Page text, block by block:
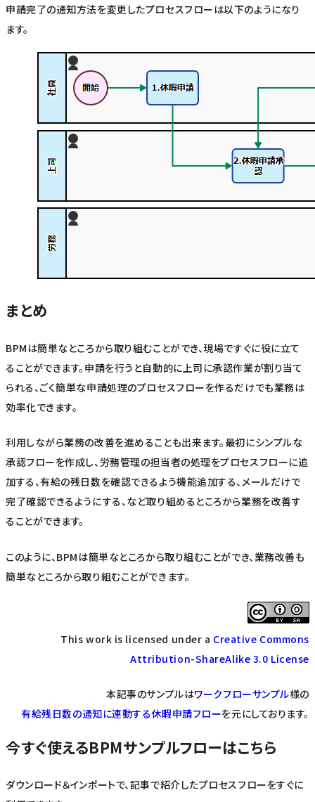
申請完了の通知方法を変更したプロセスフローは以下のようになり
ます。
まとめ
BPMは簡単なところから取り組むことができ、現場ですぐに役に立て
ることができます。申請を行うと自動的に上司に承認作業が割り当て
られる、ごく簡単な申請処理のプロセスフローを作るだけでも業務は
効率化できます。
利用しながら業務の改善を進めることも出来ます。最初にシンプルな
承認フローを作成し、労務管理の担当者の処理をプロセスフローに追
加する、有給の残日数を確認できるよう機能追加する、メールだけで
完了確認できるようにする、など取り組めるところから業務を改善す
ることができます。
このように、BPMは簡単なところから取り組むことができ、業務改善も
簡単なところから取り組むことができます。
This work is licensed under a Creative Commons
Attribution-ShareAlike 3.0 License
本記事のサンプルはワークフローサンプル様の
有給残日数の通知に連動する休暇申請フローを元にしております。
今すぐ使えるBPMサンプルフローはこちら
ダウンロード＆インポートで、記事で紹介したプロセスフローをすぐに